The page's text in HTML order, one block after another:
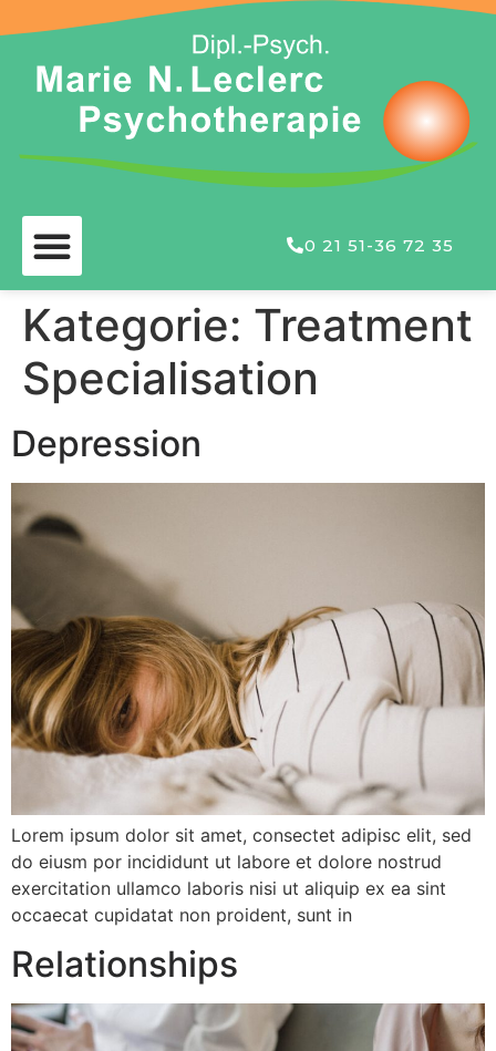
0 21 51-36 72 35
Kategorie: Treatment
Specialisation
Depression
Lorem ipsum dolor sit amet, consectet adipisc elit, sed
do eiusm por incididunt ut labore et dolore nostrud
exercitation ullamco laboris nisi ut aliquip ex ea sint
occaecat cupidatat non proident, sunt in
Relationships